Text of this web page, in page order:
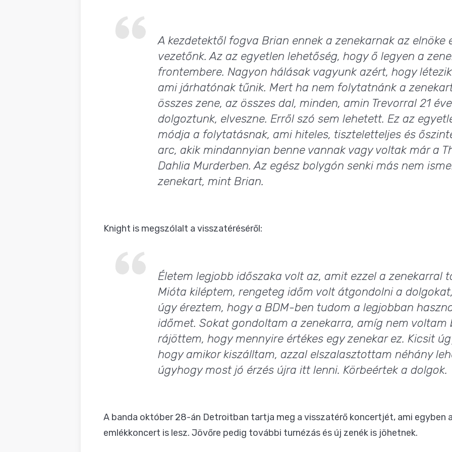
A kezdetektől fogva Brian ennek a zenekarnak az elnöke
vezetőnk. Az az egyetlen lehetőség, hogy ő legyen a
frontembere. Nagyon hálásak vagyunk azért, hogy
ami járhatónak tűnik. Mert ha nem folytatnánk a
összes zene, az összes dal, minden, amin Trevorral 21
dolgoztunk, elveszne. Erről szó sem lehetett. Ez az
módja a folytatásnak, ami hiteles, tiszteletteljes és
arc, akik mindannyian benne vannak vagy voltak már a
Dahlia Murderben. Az egész bolygón senki más nem
zenekart, mint Brian.
Knight is megszólalt a visszatéréséről:
Életem legjobb időszaka volt az, amit ezzel a zenekarral
Mióta kiléptem, rengeteg időm volt átgondolni a
úgy éreztem, hogy a BDM-ben tudom a legjobban
időmet. Sokat gondoltam a zenekarra, amíg nem voltam
rájöttem, hogy mennyire értékes egy zenekar ez. Kicsit
hogy amikor kiszálltam, azzal elszalasztottam néhány
úgyhogy most jó érzés újra itt lenni. Körbeértek a dolgok.
A banda október 28-án Detroitban tartja meg a visszatérő koncertjét, ami egyben
emlékkoncert is lesz. Jövőre pedig további turnézás és új zenék is jöhetnek.